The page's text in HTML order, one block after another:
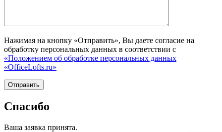
Нажимая на кнопку «Отправить», Вы даете согласие на
обработку персональных данных в соответствии с
«Положением об обработке персональных данных
«OfficeLofts.ru»
Спасибо
Ваша заявка принята.